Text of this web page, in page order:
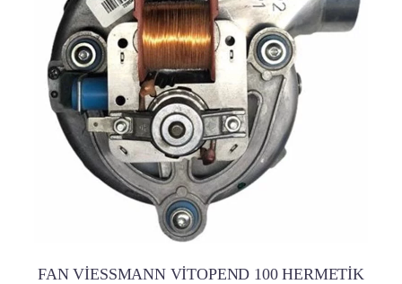
FAN VİESSMANN VİTOPEND 100 HERMETİK